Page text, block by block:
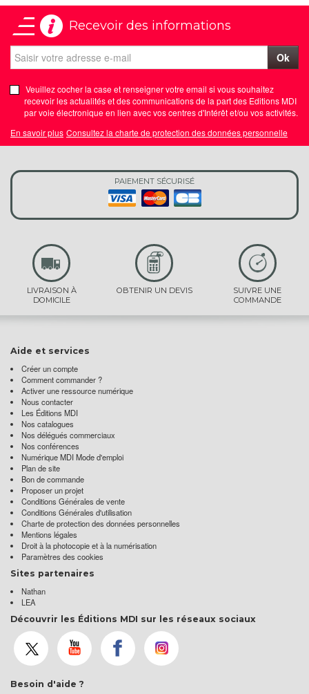
Recevoir des informations
Ok
Veuillez cocher la case et renseigner votre email si vous souhaitez
recevoir les actualités et des communications de la part des Editions MDI
par voie électronique en lien avec vos centres d'Intérêt et/ou vos activités.
En savoir plus Consultez la charte de protection des données personnelle
PAIEMENT SÉCURISÉ
LIVRAISON À
DOMICILE
OBTENIR UN DEVIS
SUIVRE UNE
COMMANDE
Aide et services
Créer un compte
Comment commander ?
Activer une ressource numérique
Nous contacter
Les Éditions MDI
Nos catalogues
Nos délégués commerciaux
Nos conférences
Numérique MDI Mode d'emploi
Plan de site
Bon de commande
Proposer un projet
Conditions Générales de vente
Conditions Générales d'utilisation
Charte de protection des données personnelles
Mentions légales
Droit à la photocopie et à la numérisation
Paramètres des cookies
Sites partenaires
Nathan
LEA
Découvrir les Éditions MDI sur les réseaux sociaux
Besoin d'aide ?